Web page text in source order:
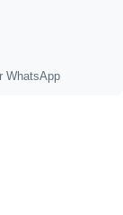
WhatsApp